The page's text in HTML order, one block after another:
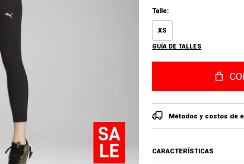
Talle:
XS
GUÍA DE TALLES
Métodos y costos de
CARACTERÍSTICAS